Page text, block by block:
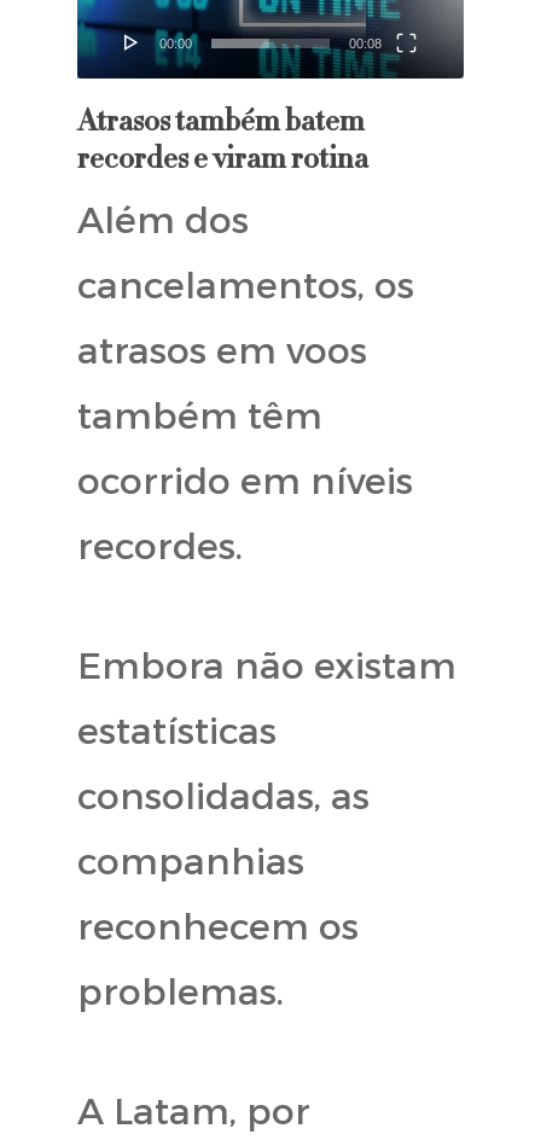
vídeo00:00 00:08
Atrasos também batem
recordes e viram rotina
Além dos
cancelamentos, os
atrasos em voos
também têm
ocorrido em níveis
recordes.
Embora não existam
estatísticas
consolidadas, as
companhias
reconhecem os
problemas.
A Latam, por